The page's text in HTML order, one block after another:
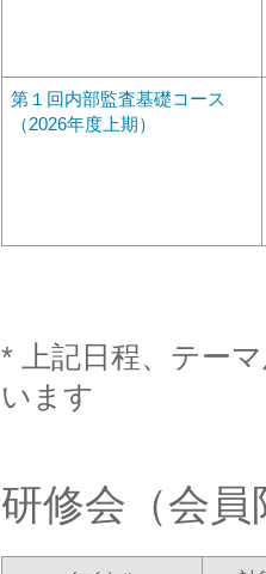
第１回内部監査基礎コース
（2026年度上期）
* 上記日程、テー
います
研修会（会